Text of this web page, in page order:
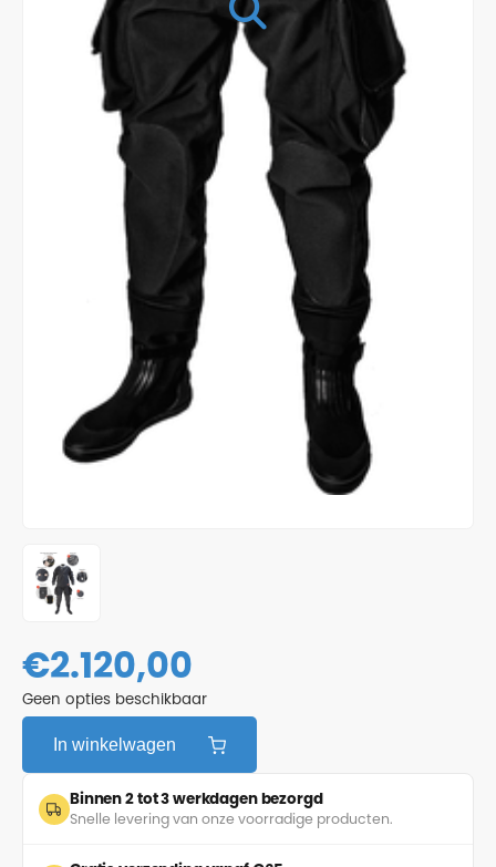
€2.120,00
Geen opties beschikbaar
In winkelwagen
Binnen 2 tot 3 werkdagen bezorgd
Snelle levering van onze voorradige producten.